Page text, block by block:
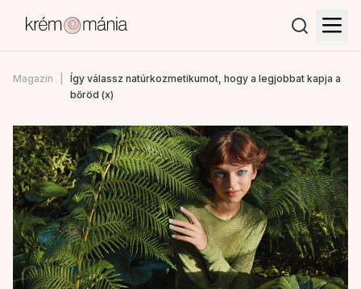
Magazin
Így válassz natúrkozmetikumot, hogy a legjobbat kapja a
bőröd (x)